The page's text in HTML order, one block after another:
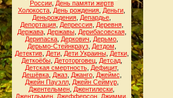
России, День памяти жертв
Холокоста День рождения Деньги
Деньрождения Депардье
Депортация, Депрессия, Деревня,
Держава, Державы, Дерибасовская,
Дерипаска Деркович Дерьмо
Дерьмо-Стейнкрауз, Детдом
Детектив, Дети, Дети Украины, Детки,
Деткоёбы, Детоторговец, Детсад,
Детская смертность, Дефицит,
Дешёвка, Джаз, Джанго, Джеймс
Джейн Пауэлл, Джейн Сеймур,
Джентельмен Джентилески
Джентльмен Джефферсон Джимми